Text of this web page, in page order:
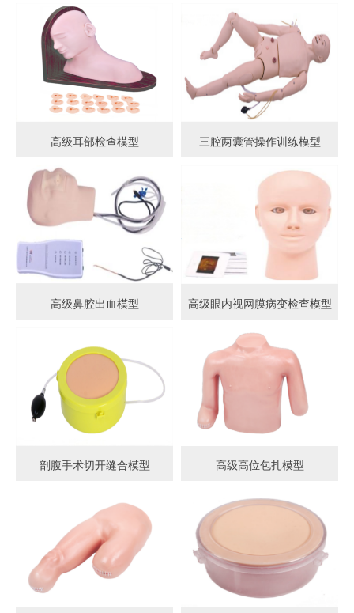
高级耳部检查模型 三腔两囊管操作训练模型
高级鼻腔出血模型 高级眼内视网膜病变检查模型
剖腹手术切开缝合模型 高级高位包扎模型